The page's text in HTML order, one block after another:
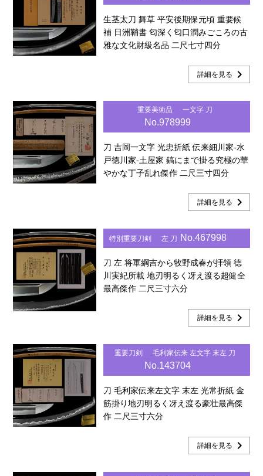
生茎太刀 舞草 平安後期保元頃 重要候
補 日洲鞘書 匂深く匂口潤みごころの古
雅な文化財級名品 二尺七寸四分
詳細を見る chevron_right
重要美術品 一文字 刀
No.978999
刀 吉岡一文字 光忠折紙 伝来細川家-水
戸徳川家-土屋家 鎬にまで掛る究極の華
やかな丁子乱れ傑作 二尺三寸四分
詳細を見る chevron_right
特別重要刀剣 左 刀 No.467998
刀 左 将軍綱吉から牧野成春が拝領 徳
川実紀所載 地刃明るく冴え渡る超健全
最高傑作 二尺三寸六分
詳細を見る chevron_right
重要刀剣 毛利家伝来 左文字 末左 刀
No.143704
刀 毛利家伝来左文字 末左 光常折紙 金
筋掛り地刃明るく冴え渡る豪壮最高傑
作 二尺三寸六分
詳細を見る chevron_right